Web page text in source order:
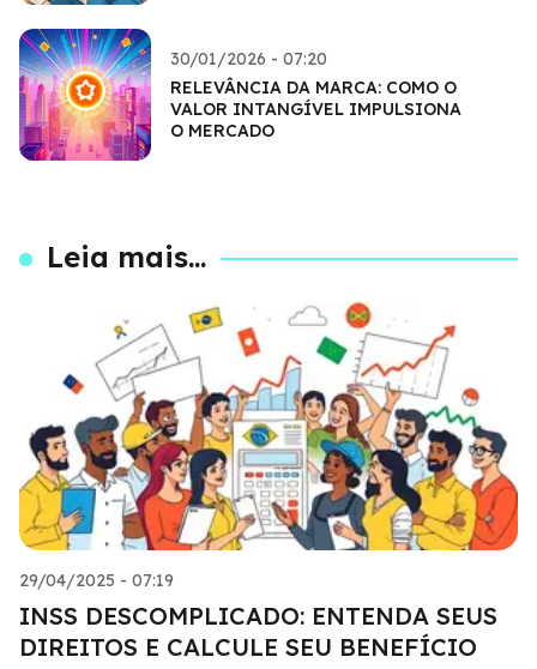
30/01/2026 - 07:20
RELEVÂNCIA DA MARCA: COMO O
VALOR INTANGÍVEL IMPULSIONA
O MERCADO
Leia mais...
29/04/2025 - 07:19
INSS DESCOMPLICADO: ENTENDA SEUS
DIREITOS E CALCULE SEU BENEFÍCIO